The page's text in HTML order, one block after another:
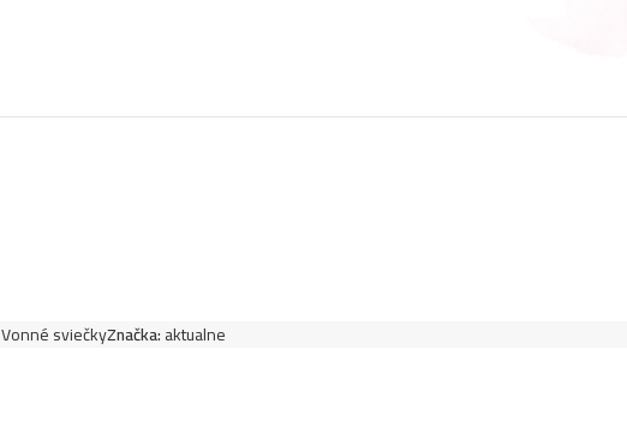
Vonné sviečkyZnačka:aktualne